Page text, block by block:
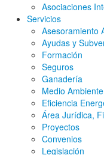
Asociaciones
Servicios
Asesoramiento
Ayudas y
Formación
Seguros
Ganadería
Medio Ambiente
Eficiencia
Área Jurídica,
Proyectos
Convenios
Legislación